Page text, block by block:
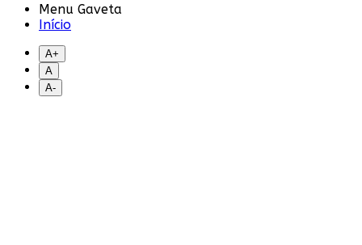
Menu Gaveta
Início
A+
A
A-